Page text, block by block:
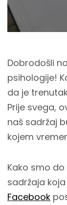
Dobrodošli
psihologije!
da je
Prije svega,
naš sadržaj
kojem
Kako smo
sadržaja
Facebook